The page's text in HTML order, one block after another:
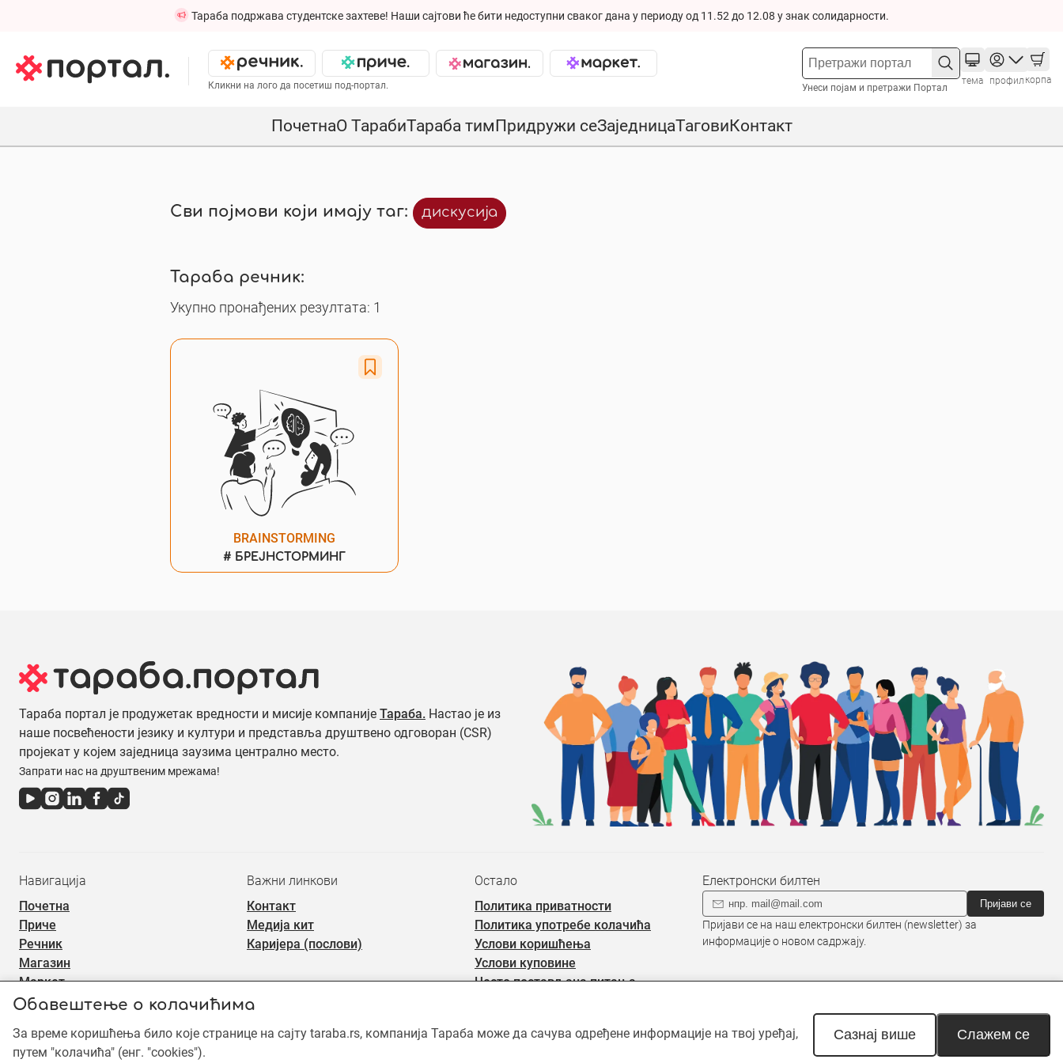
Тараба подржава студентске захтеве! Наши сајтови ће бити недоступни сваког дана у периоду од 11.52 до 12.08 у знак солидарности.
Кликни на лого да посетиш под-портал. Унеси појам и претражи Портал
тема профил корпа
ПочетнаО ТарабиТараба тимПридружи сеЗаједницаТаговиКонтакт
Сви појмови који имају таг: дискусија
Тараба речник:
Укупно пронађених резултата: 1
BRAINSTORMING
# БРЕЈНСТОРМИНГ
Обавештење о колачићима
За време коришћења било које странице на сајту taraba.rs, компанија Тараба може да сачува одређене информације на твој уређај,
путем "колачића" (енг. "cookies").
Сазнај више Слажем се
Тараба портал је продужетак вредности и мисије компаније Тараба. Настао је из
наше посвећености језику и култури и представља друштвено одговоран (CSR)
пројекат у којем заједница заузима централно место.
Запрати нас на друштвеним мрежама!
Навигација
Почетна
Приче
Речник
Магазин
Маркет
Важни линкови
Контакт
Медија кит
Каријера (послови)
Остало
Политика приватности
Политика употребе колачића
Услови коришћења
Услови куповине
Често постављана питања
Електронски билтен
Пријави се
Пријави се на наш електронски билтен (newsletter) за
информације о новом садржају.
©2019 - 2026 Тараба доо. Сва права задржана. Садржај је заштићен ауторским правима и власништво је Тараба доо, осим када је наведено другачије. Неовлашћена
употреба садржаја је забрањена.